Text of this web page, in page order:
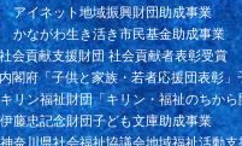
アイネット地域振興財団助成事業
かながわ生き活き市民基金助成事業
会貢献支援財団 社会貢献者表彰受賞
閣府「子供と家族・若者応援団表彰」
リン福祉財団「キリン・福祉のちから
藤忠記念財団子ども文庫助成事業
奈川県社会福祉協議会地域福祉活動支